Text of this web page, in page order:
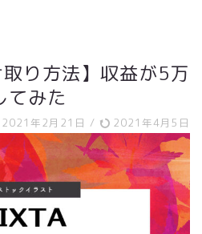
取り方法】収益が5万
てみた
2021年2月21日 / 2021年4月5日